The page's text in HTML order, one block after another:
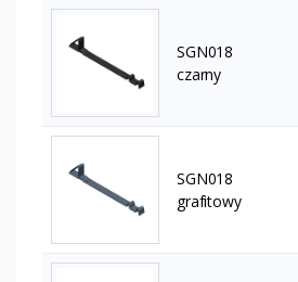
SGN018
czarny
SGN018
grafitowy